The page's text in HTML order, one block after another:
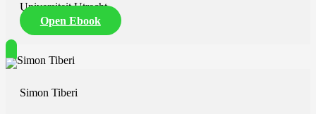
Universiteit Utrecht
Open Ebook
Simon Tiberi